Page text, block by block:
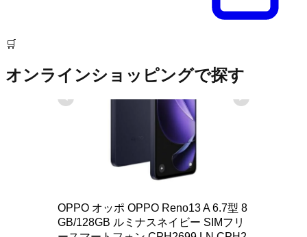
🛒
オンラインショッピングで探す